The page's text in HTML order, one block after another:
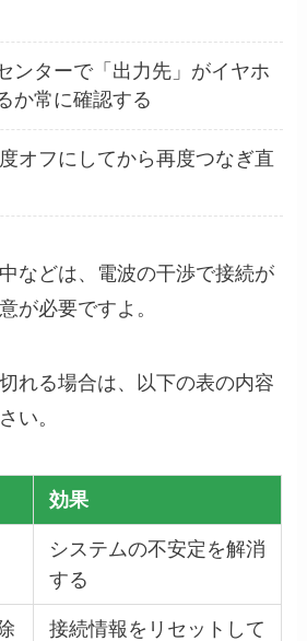
ンターで「出力先」がイヤホ
か常に確認する
オフにしてから再度つなぎ直
などは、電波の干渉で接続が
が必要ですよ。
れる場合は、以下の表の内容
い。
効果
システムの不安定を解消
する
接続情報をリセットして